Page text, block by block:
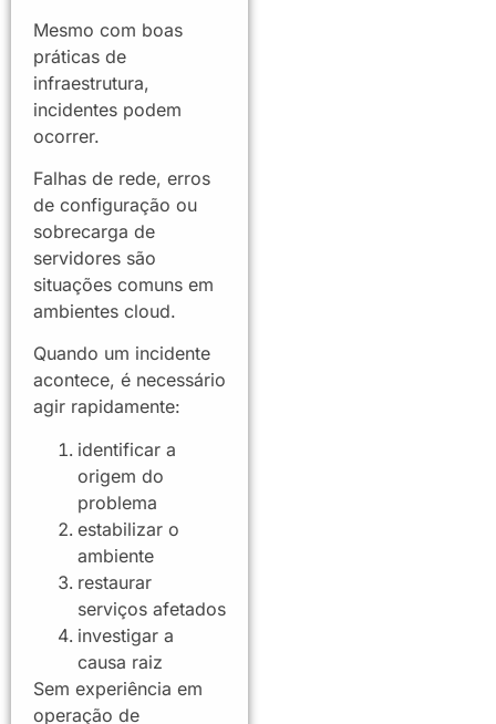
Mesmo com boas
práticas de
infraestrutura,
incidentes podem
ocorrer.
Falhas de rede, erros
de configuração ou
sobrecarga de
servidores são
situações comuns em
ambientes cloud.
Quando um incidente
acontece, é necessário
agir rapidamente:
identificar a
origem do
problema
estabilizar o
ambiente
restaurar
serviços afetados
investigar a
causa raiz
Sem experiência em
operação de